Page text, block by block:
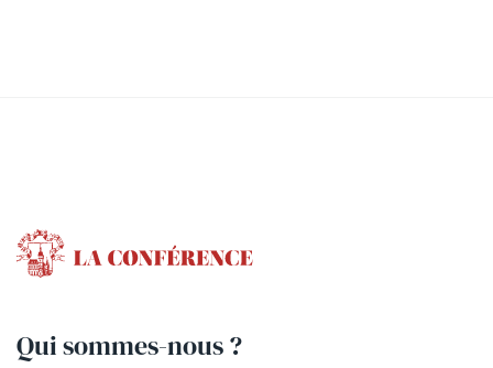
Qui sommes-nous ?